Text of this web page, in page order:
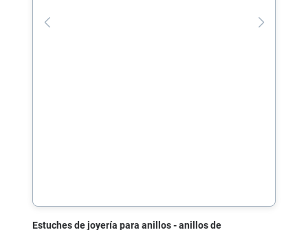
Estuches de joyería para anillos - anillos de